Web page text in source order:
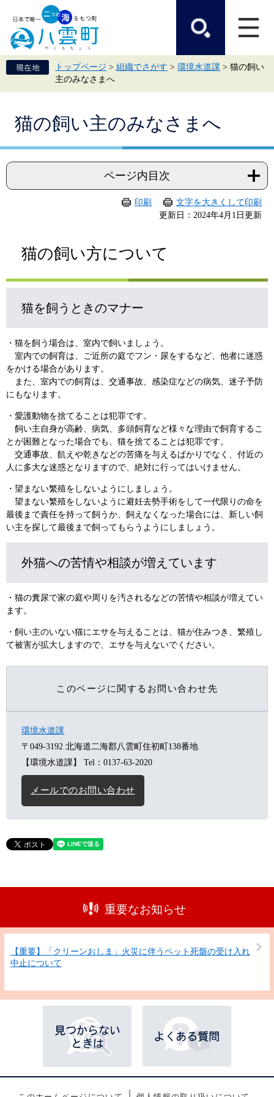
頭
で
飛
ば
て
トップページ > 組織でさがす > 環境水道課 > 猫の飼い
主のみなさまへ
猫の飼い主のみなさまへ
ページ内目次
印刷
文字を大きくして印刷
更新日：2024年4月1日更新
猫の飼い方について
猫を飼うときのマナー
・猫を飼う場合は、室内で飼いましょう。
室内での飼育は、ご近所の庭でフン・尿をするなど、他者に迷惑
をかける場合があります。
また、室内での飼育は、交通事故、感染症などの病気、迷子予防
にもなります。
・愛護動物を捨てることは犯罪です。
飼い主自身が高齢、病気、多頭飼育など様々な理由で飼育するこ
とが困難となった場合でも、猫を捨てることは犯罪です。
交通事故、飢えや乾きなどの苦痛を与えるばかりでなく、付近の
人に多大な迷惑となりますので、絶対に行ってはいけません。
・望まない繁殖をしないようにしましょう。
望まない繁殖をしないように避妊去勢手術をして一代限りの命を
最後まで責任を持って飼うか、飼えなくなった場合には、新しい飼
い主を探して最後まで飼ってもらうようにしましょう。
外猫への苦情や相談が増えています
・猫の糞尿で家の庭や周りを汚されるなどの苦情や相談が増えてい
ます。
・飼い主のいない猫にエサを与えることは、猫が住みつき、繁殖し
て被害が拡大しますので、エサを与えないでください。
このページに関するお問い合わせ先
環境水道課
〒049-3192 北海道二海郡八雲町住初町138番地
【環境水道課】
Tel：0137-63-2020
メールでのお問い合わせ
重要なお知らせ
【重要】「クリーンおしま」火災に伴うペット死骸の受け入れ
中止について